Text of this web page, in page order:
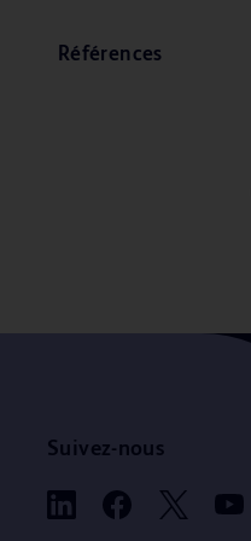
Références
Suivez-nous